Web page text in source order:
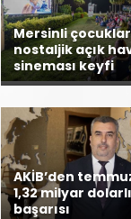
Mersinli
nostaljik açık
sineması keyfi
AKİB’den
1,32 milyar
başarısı